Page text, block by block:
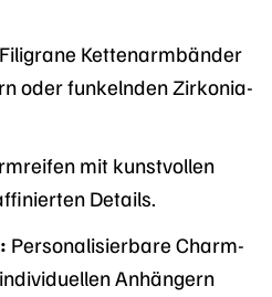
Filigrane Kettenarmbänder
oder funkelnden Zirkonia-
mit kunstvollen
Details.
Personalisierbare Charm-
Anhängern